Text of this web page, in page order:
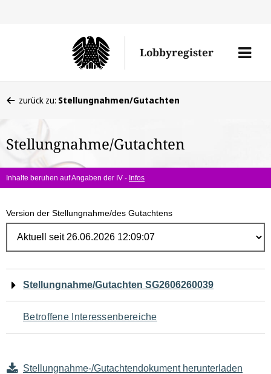
Lobbyregister
Menü
befinden
hier:
zurück zu: Stellungnahmen/Gutachten
Stellungnahme/Gutachten
Inhalte beruhen auf Angaben der IV - Infos
Version der Stellungnahme/des Gutachtens
Navigation
für
den
Seiteninhalt
Stellungnahme/Gutachten SG2606260039
Betroffene Interessenbereiche
Stellungnahme-/Gutachtendokument herunterladen